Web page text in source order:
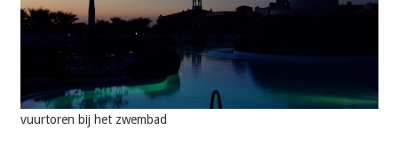
vuurtoren bij het zwembad